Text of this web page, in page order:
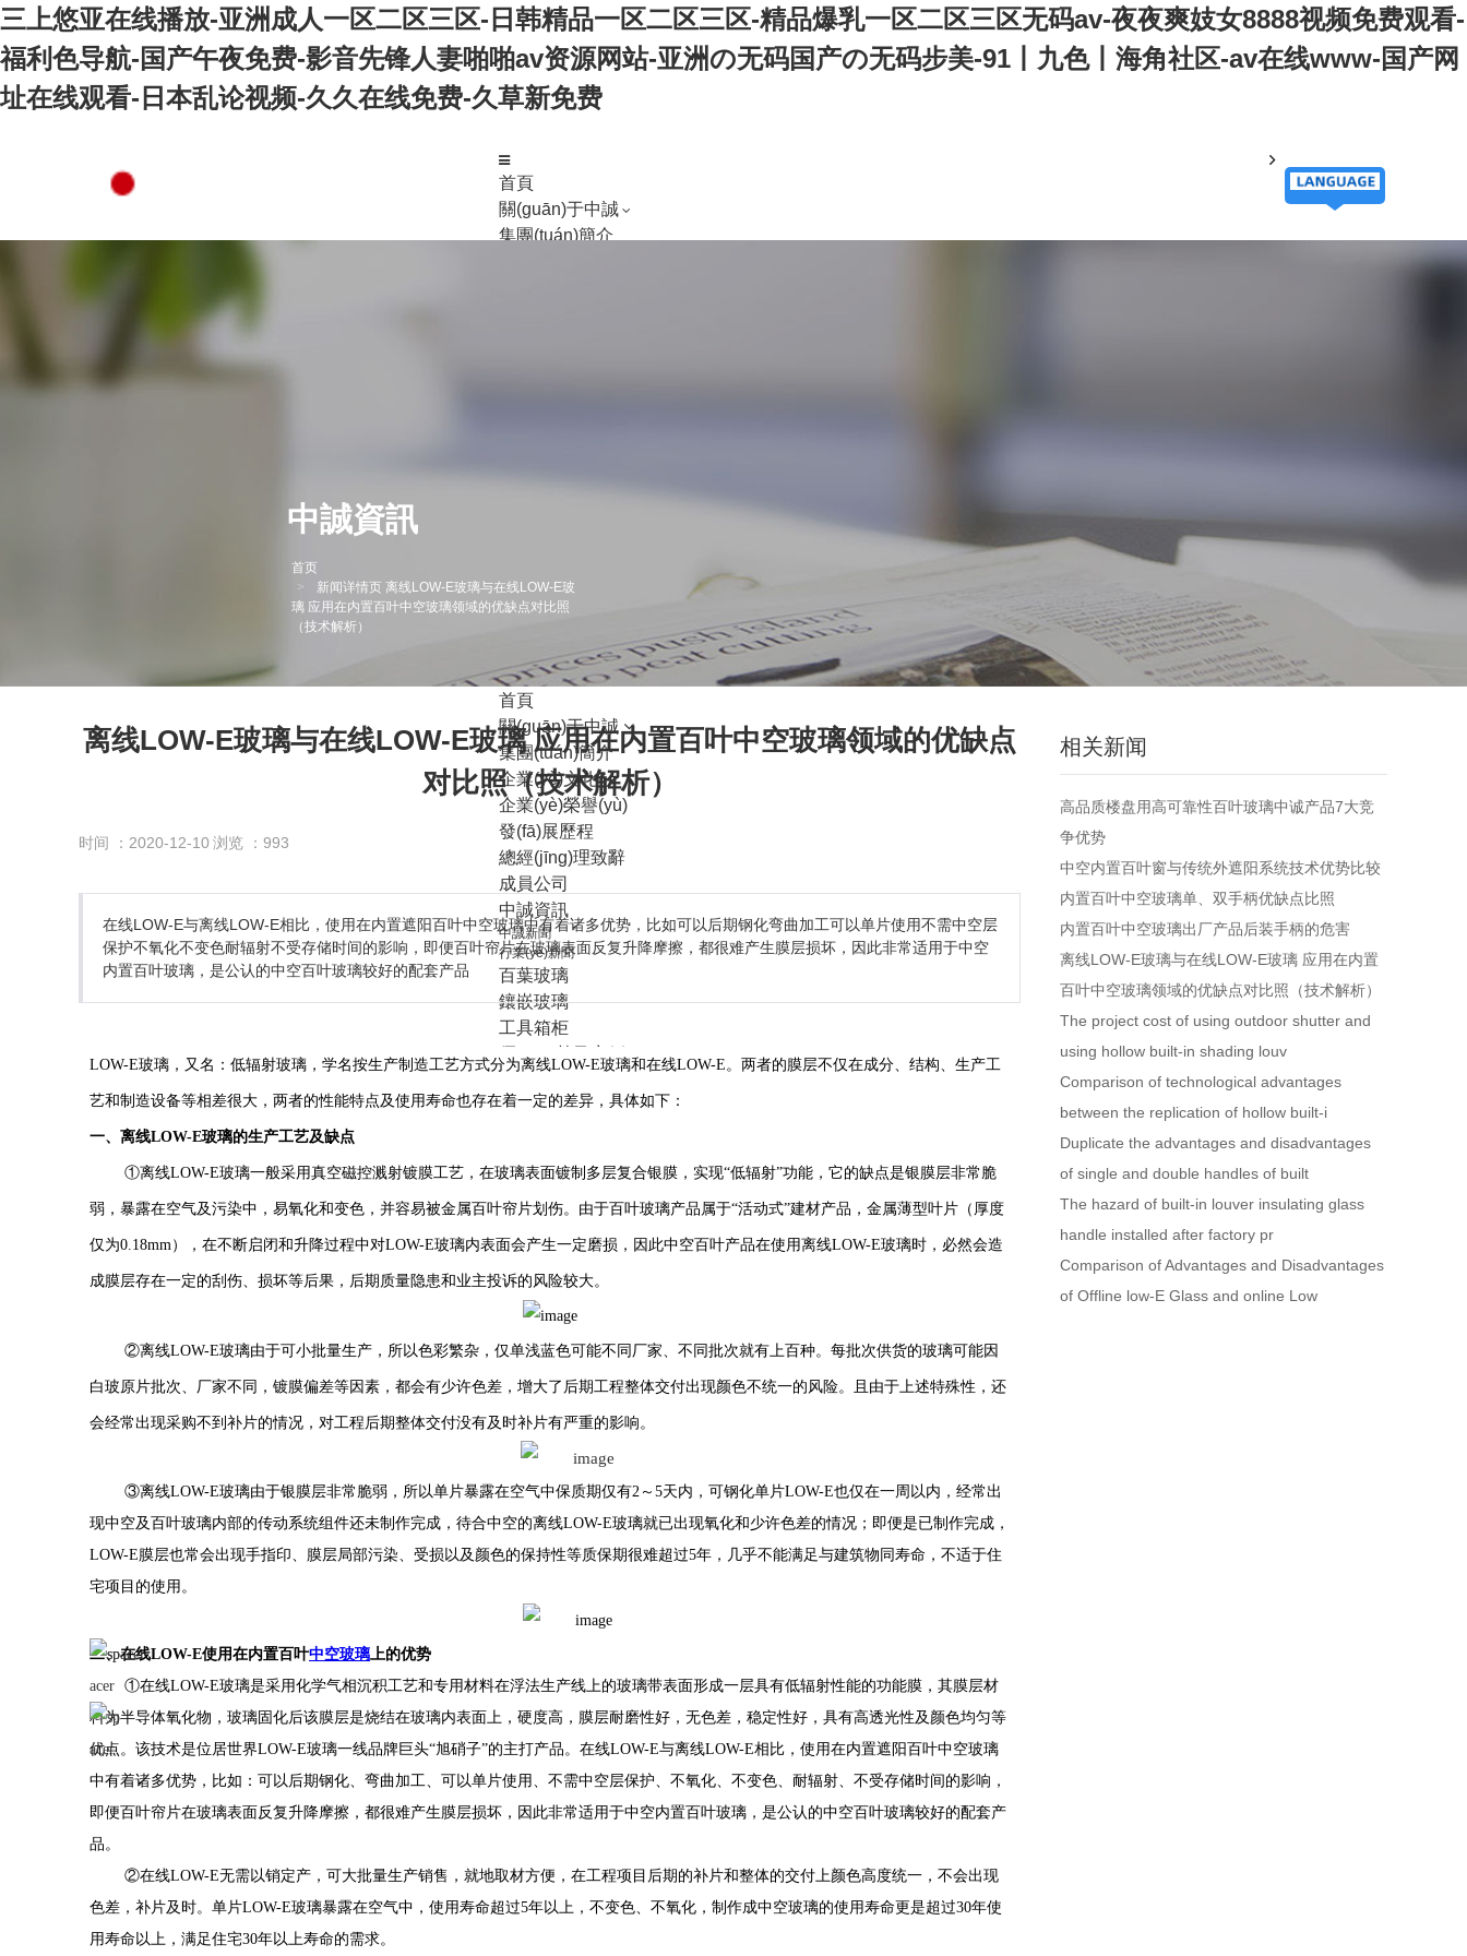
三上悠亚在线播放-亚洲成人一区二区三区-日韩精品一区二区三区-精品爆乳一区二区三区无码av-夜夜爽妓女8888视频免费观看-
福利色导航-国产午夜免费-影音先锋人妻啪啪av资源网站-亚洲の无码国产の无码步美-91丨九色丨海角社区-av在线www-国产网
址在线观看-日本乱论视频-久久在线免费-久草新免费
首頁
關(guān)于中誠
集團(tuán)簡介
工程案例
百葉窗應(yīng)用案例
實(shí)體整體家居案例
聯(lián)系我們
首頁
關(guān)于中誠
集團(tuán)簡介
企業(yè)文化
企業(yè)榮譽(yù)
發(fā)展歷程
總經(jīng)理致辭
成員公司
中誠資訊
中誠新聞
行業(yè)新聞
百葉玻璃
鑲嵌玻璃
工具箱柜
優(yōu)勢及案例
工程案例
實(shí)體整體家居案例
中誠資訊
首页
新闻详情页 离线LOW-E玻璃与在线LOW-E玻
璃 应用在内置百叶中空玻璃领域的优缺点对比照
（技术解析）
离线LOW-E玻璃与在线LOW-E玻璃 应用在内置百叶中空玻璃领域的优缺点
对比照（技术解析）
时间 ：2020-12-10 浏览 ：993
在线LOW-E与离线LOW-E相比，使用在内置遮阳百叶中空玻璃中有着诸多优势，比如可以后期钢化弯曲加工可以单片使用不需中空层
保护不氧化不变色耐辐射不受存储时间的影响，即便百叶帘片在玻璃表面反复升降摩擦，都很难产生膜层损坏，因此非常适用于中空
内置百叶玻璃，是公认的中空百叶玻璃较好的配套产品
LOW-E玻璃，又名：低辐射玻璃，学名按生产制造工艺方式分为离线LOW-E玻璃和在线LOW-E。两者的膜层不仅在成分、结构、生产工
艺和制造设备等相差很大，两者的性能特点及使用寿命也存在着一定的差异，具体如下：
一、离线LOW-E玻璃的生产工艺及缺点
①离线LOW-E玻璃一般采用真空磁控溅射镀膜工艺，在玻璃表面镀制多层复合银膜，实现“低辐射”功能，它的缺点是银膜层非常脆
弱，暴露在空气及污染中，易氧化和变色，并容易被金属百叶帘片划伤。由于百叶玻璃产品属于“活动式”建材产品，金属薄型叶片（厚度
仅为0.18mm），在不断启闭和升降过程中对LOW-E玻璃内表面会产生一定磨损，因此中空百叶产品在使用离线LOW-E玻璃时，必然会造
成膜层存在一定的刮伤、损坏等后果，后期质量隐患和业主投诉的风险较大。
②离线LOW-E玻璃由于可小批量生产，所以色彩繁杂，仅单浅蓝色可能不同厂家、不同批次就有上百种。每批次供货的玻璃可能因
白玻原片批次、厂家不同，镀膜偏差等因素，都会有少许色差，增大了后期工程整体交付出现颜色不统一的风险。且由于上述特殊性，还
会经常出现采购不到补片的情况，对工程后期整体交付没有及时补片有严重的影响。
③离线LOW-E玻璃由于银膜层非常脆弱，所以单片暴露在空气中保质期仅有2～5天内，可钢化单片LOW-E也仅在一周以内，经常出
现中空及百叶玻璃内部的传动系统组件还未制作完成，待合中空的离线LOW-E玻璃就已出现氧化和少许色差的情况；即便是已制作完成，
LOW-E膜层也常会出现手指印、膜层局部污染、受损以及颜色的保持性等质保期很难超过5年，几乎不能满足与建筑物同寿命，不适于住
宅项目的使用。
二、在线LOW-E使用在内置百叶中空玻璃 上的优势
①在线LOW-E玻璃是采用化学气相沉积工艺和专用材料在浮法生产线上的玻璃带表面形成一层具有低辐射性能的功能膜，其膜层材
料为半导体氧化物，玻璃固化后该膜层是烧结在玻璃内表面上，硬度高，膜层耐磨性好，无色差，稳定性好，具有高透光性及颜色均匀等
优点。该技术是位居世界LOW-E玻璃一线品牌巨头“旭硝子”的主打产品。在线LOW-E与离线LOW-E相比，使用在内置遮阳百叶中空玻璃
中有着诸多优势，比如：可以后期钢化、弯曲加工、可以单片使用、不需中空层保护、不氧化、不变色、耐辐射、不受存储时间的影响，
即便百叶帘片在玻璃表面反复升降摩擦，都很难产生膜层损坏，因此非常适用于中空内置百叶玻璃，是公认的中空百叶玻璃较好的配套产
品。
②在线LOW-E无需以销定产，可大批量生产销售，就地取材方便，在工程项目后期的补片和整体的交付上颜色高度统一，不会出现
色差，补片及时。单片LOW-E玻璃暴露在空气中，使用寿命超过5年以上，不变色、不氧化，制作成中空玻璃的使用寿命更是超过30年使
用寿命以上，满足住宅30年以上寿命的需求。
相关新闻
高品质楼盘用高可靠性百叶玻璃中诚产品7大竞
争优势
中空内置百叶窗与传统外遮阳系统技术优势比较
内置百叶中空玻璃单、双手柄优缺点比照
内置百叶中空玻璃出厂产品后装手柄的危害
离线LOW-E玻璃与在线LOW-E玻璃 应用在内置
百叶中空玻璃领域的优缺点对比照（技术解析）
The project cost of using outdoor shutter and
using hollow built-in shading louv
Comparison of technological advantages
between the replication of hollow built-i
Duplicate the advantages and disadvantages
of single and double handles of built
The hazard of built-in louver insulating glass
handle installed after factory pr
Comparison of Advantages and Disadvantages
of Offline low-E Glass and online Low